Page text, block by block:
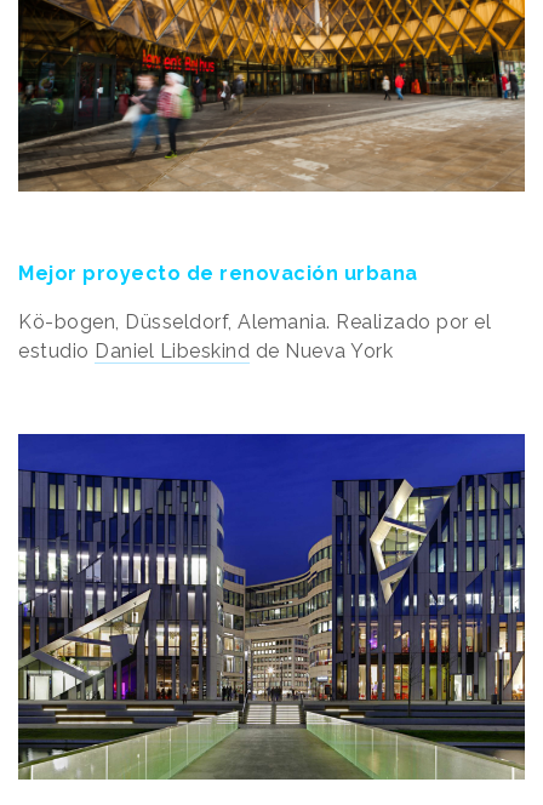
Mejor proyecto de renovación urbana
Kö-bogen, Düsseldorf, Alemania. Realizado por el
estudio Daniel Libeskind de Nueva York